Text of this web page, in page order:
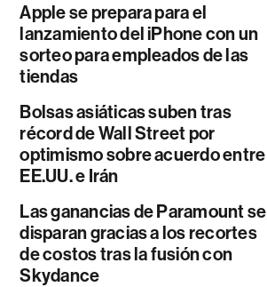
Apple se prepara para el
lanzamiento del iPhone con un
sorteo para empleados de las
tiendas
Bolsas asiáticas suben tras
récord de Wall Street por
optimismo sobre acuerdo entre
EE.UU. e Irán
Las ganancias de Paramount se
disparan gracias a los recortes
de costos tras la fusión con
Skydance